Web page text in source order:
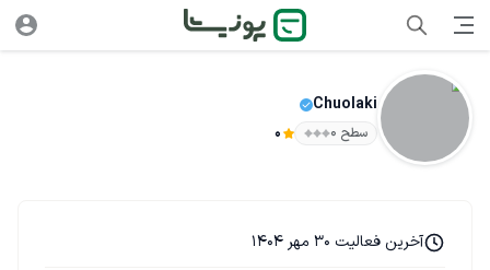
Chuolaki
سطح ۰ 0
آخرین فعالیت 30 مهر 1404